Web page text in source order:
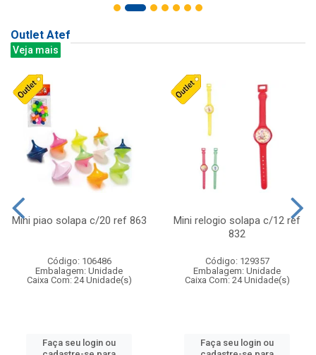
Outlet Atef
Veja mais
Mini piao solapa c/20 ref 863
Código: 106486
Embalagem: Unidade
Caixa Com: 24 Unidade(s)
Faça seu login ou
Mini relogio solapa c/12 ref
832
Código: 129357
Embalagem: Unidade
Caixa Com: 24 Unidade(s)
Faça seu login ou